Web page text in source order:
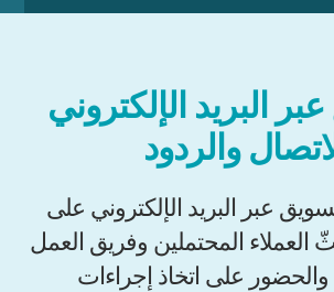
البريد الإلكتروني
والردود
عبر البريد الإلكتروني على
المحتملين وفريق العمل